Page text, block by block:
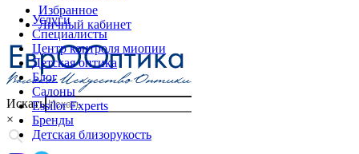
Избранное
Личный кабинет
Искать
×
Услуги
Специалисты
Центр контроля миопии
Детская оптика
Блог
Салоны
Essilor Experts
Бренды
Детская близорукость